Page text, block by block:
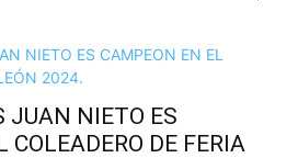
JUAN NIETO ES
COLEADERO DE FERIA